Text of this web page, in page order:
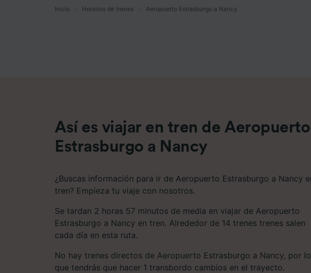
Inicio Horarios de trenes Aeropuerto Estrasburgo a Nancy
Así es viajar en tren de Aeropuerto
Estrasburgo a Nancy
¿Buscas información para ir de Aeropuerto Estrasburgo a Nancy
tren? Empieza tu viaje con nosotros.
Se tardan 2 horas 57 minutos de media en viajar de Aeropuerto
Estrasburgo a Nancy en tren. Alrededor de 14 trenes trenes salen
cada día en esta ruta.
No hay trenes directos de Aeropuerto Estrasburgo a Nancy, por lo
que tendrás que hacer 1 transbordo cambios en el trayecto.
Lista de asociados